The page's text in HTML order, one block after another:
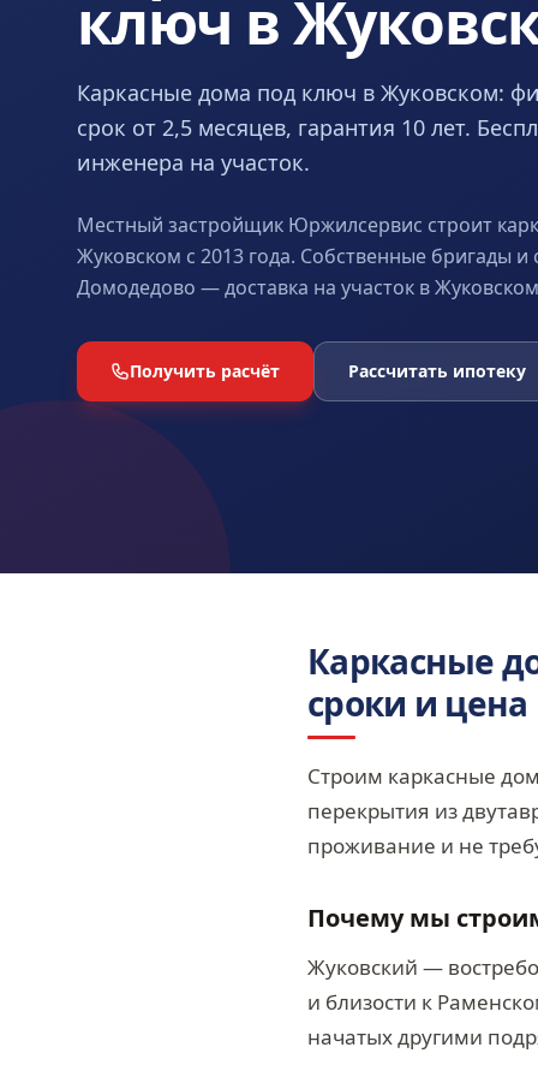
ключ в
Каркасные дома под ключ в Жуковском:
срок от 2,5 месяцев, гарантия 10 лет.
инженера на участок.
Местный застройщик Юржилсервис строит
Жуковском с 2013 года. Собственные бригады и
Домодедово — доставка на участок в
Получить расчёт Рассчитать ипотеку
Каркасные
сроки и цена
Строим каркасные
перекрытия из
проживание и не
Почему мы
Жуковский —
и близости к
начатых другими